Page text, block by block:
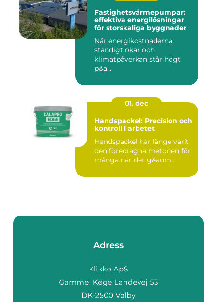
Fastighetsvärmepumpar:
effektiva energilösningar
för storskaliga byggnader
När energikostnaderna
ständigt ökar och
klimatpåverkan står högt
p&a...
01. dec
Handspackel: Precision och
kontroll i arbetet
Handspackel har länge varit
den föredragna metoden för
många när det g&aum...
Adress